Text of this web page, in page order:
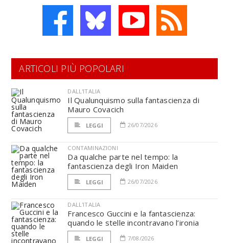
ARTICOLI PIÙ POPOLARI
DALL'ITALIA
Il Qualunquismo sulla fantascienza di
Mauro Covacich
LEGGI 26/07/2026
CONTAMINAZIONI
Da qualche parte nel tempo: la
fantascienza degli Iron Maiden
LEGGI 26/07/2026
DALL'ITALIA
Francesco Guccini e la fantascienza:
quando le stelle incontravano l’ironia
LEGGI 7/08/2026